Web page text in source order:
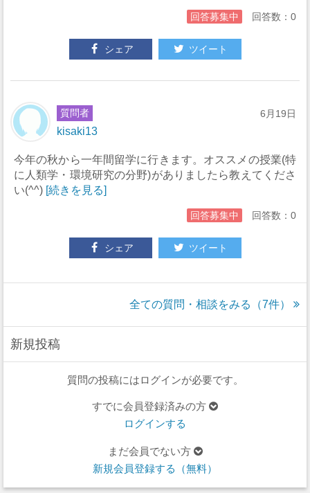
回答募集中 回答数：0
シェア ツイート
質問者
kisaki13
6月19日
今年の秋から一年間留学に行きます。オススメの授業(特
に人類学・環境研究の分野)がありましたら教えてくださ
い(^^) [続きを見る]
回答募集中 回答数：0
シェア ツイート
全ての質問・相談をみる（7件）
新規投稿
質問の投稿にはログインが必要です。
すでに会員登録済みの方
ログインする
まだ会員でない方
新規会員登録する（無料）